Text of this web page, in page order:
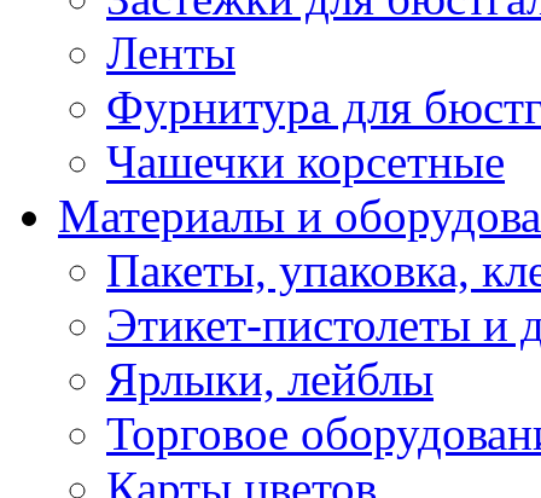
Ленты
Фурнитура для
Чашечки корсетные
Материалы и
Пакеты, упаковка,
Этикет-пистолеты и
Ярлыки, лейблы
Торговое
Карты цветов